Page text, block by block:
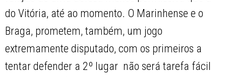
do Vitória, até ao momento. O Marinhense e o
Braga, prometem, também, um jogo
extremamente disputado, com os primeiros a
tentar defender a 2º lugar  não será tarefa fácil